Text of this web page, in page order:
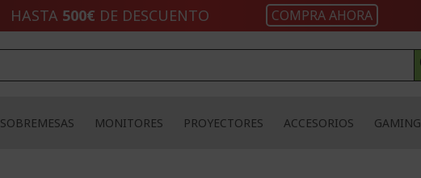
HASTA 500€ DE DESCUENTO COMPRA AHORA
SOBREMESAS MONITORES PROYECTORES ACCESORIOS GAMING